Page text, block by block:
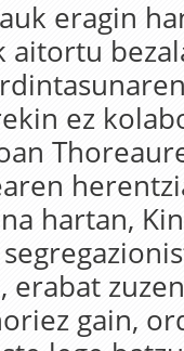
eragin
aitortu
ez
hartan,
erabat
gain,